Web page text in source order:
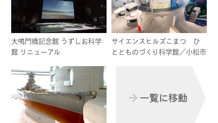
大鳴門橋記念館 うずしお科学
館 リニューアル
サイエンスヒルズこまつ ひ
ととものづくり科学館／小松市